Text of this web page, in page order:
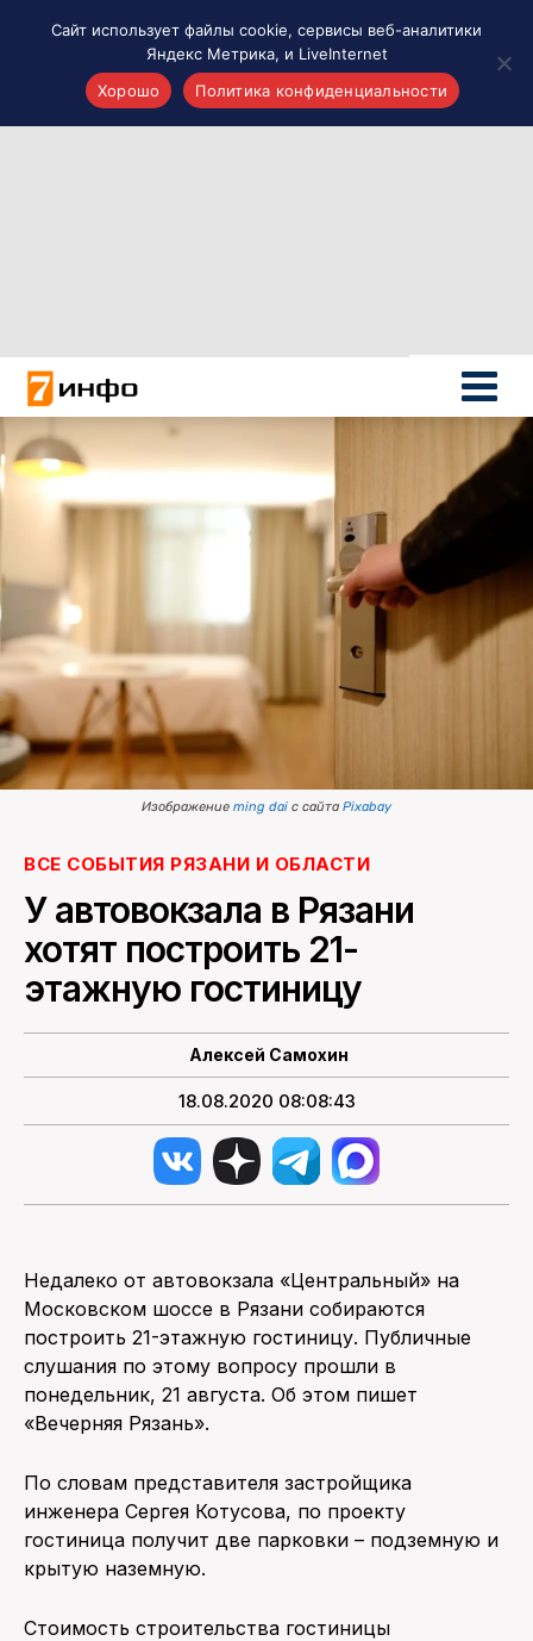
Новости России
Политика
Новости мира
Все материалы 7инфо
ПОИСК ПО САЙТУ
Изображение ming dai с сайта Pixabay
ВСЕ СОБЫТИЯ РЯЗАНИ И ОБЛАСТИ
У автовокзала в Рязани
хотят построить 21-
этажную гостиницу
Алексей Самохин
18.08.2020 08:08:43
Недалеко от автовокзала «Центральный» на
Московском шоссе в Рязани собираются
построить 21-этажную гостиницу. Публичные
слушания по этому вопросу прошли в
понедельник, 21 августа. Об этом пишет
«Вечерняя Рязань».
По словам представителя застройщика
инженера Сергея Котусова, по проекту
гостиница получит две парковки – подземную и
крытую наземную.
Стоимость строительства гостиницы
Сайт использует файлы cookie, сервисы веб-аналитики
Яндекс Метрика, и LiveInternet
Хорошо
Политика конфиденциальности